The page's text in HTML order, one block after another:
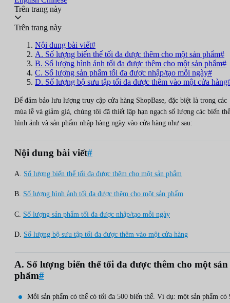
Trên trang này
Trên trang này
Nội dung bài viết#
A. Số lượng biến thể tối đa được thêm cho một sản phẩm#
B. Số lượng hình ảnh tối đa được thêm cho một sản phẩm#
C. Số lượng sản phẩm tối đa được nhập/tạo mỗi ngày#
D. Số lượng bộ sưu tập tối đa được thêm vào một cửa
Để đảm bảo lưu lượng truy cập cửa hàng ShopBase, đặc biệt là trong các
mùa lễ và giảm giá, chúng tôi đã thiết lập hạn ngạch số lượng các biến
hình ảnh và sản phẩm nhập hàng ngày vào cửa hàng như sau:
Nội dung bài viết#
A. Số lượng biến thể tối đa được thêm cho một sản phẩm
B. Số lượng hình ảnh tối đa được thêm cho một sản phẩm
C. Số lượng sản phẩm tối đa được nhập/tạo mỗi ngày
D. Số lượng bộ sưu tập tối đa được thêm vào một cửa hàng
A. Số lượng biến thể tối đa được thêm cho một sản
phẩm#
Mỗi sản phẩm có thể có tối đa 500 biến thể. Ví dụ: một sản phẩm có